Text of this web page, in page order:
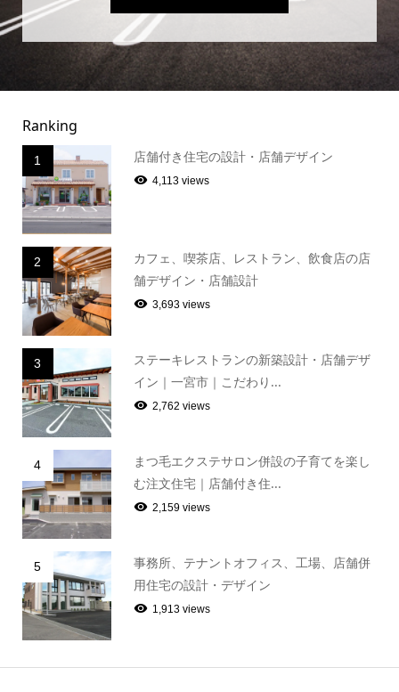
Ranking
1 店舗付き住宅の設計・店舗デザイン
4,113 views
2
カフェ、喫茶店、レストラン、飲食店の店
舗デザイン・店舗設計
3,693 views
3
ステーキレストランの新築設計・店舗デザ
イン｜一宮市｜こだわり...
2,762 views
4
まつ毛エクステサロン併設の子育てを楽し
む注文住宅｜店舗付き住...
2,159 views
5
事務所、テナントオフィス、工場、店舗併
用住宅の設計・デザイン
1,913 views